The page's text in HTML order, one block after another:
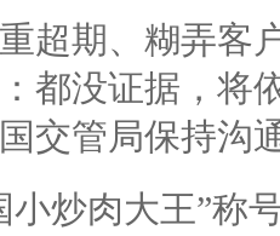
超期、糊弄客
都没证据，将
交管局保持沟
小炒肉大王”称